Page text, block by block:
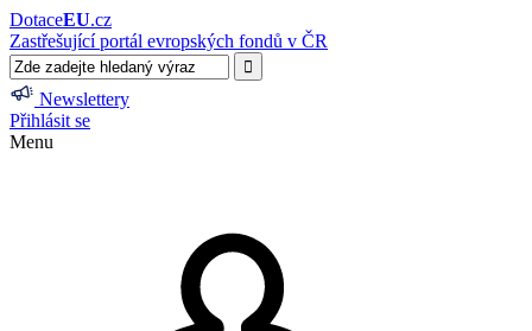
DotaceEU.cz
Zastřešující portál evropských fondů v ČR
Newslettery
Přihlásit se
Menu